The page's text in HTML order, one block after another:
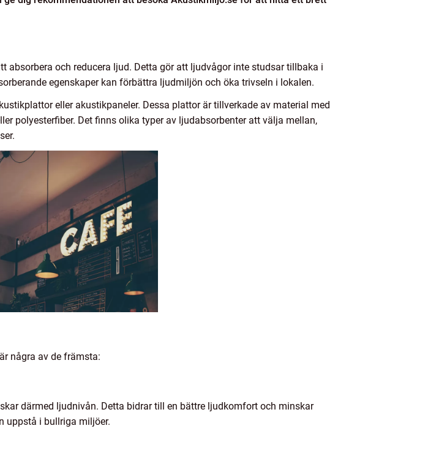
absorbera och reducera ljud. Detta gör att ljudvågor inte studsar tillbaka i
egenskaper kan förbättra ljudmiljön och öka trivseln i lokalen.
eller akustikpaneler. Dessa plattor är tillverkade av material med
polyesterfiber. Det finns olika typer av ljudabsorbenter att välja mellan,
några av de främsta:
därmed ljudnivån. Detta bidrar till en bättre ljudkomfort och minskar
uppstå i bullriga miljöer.